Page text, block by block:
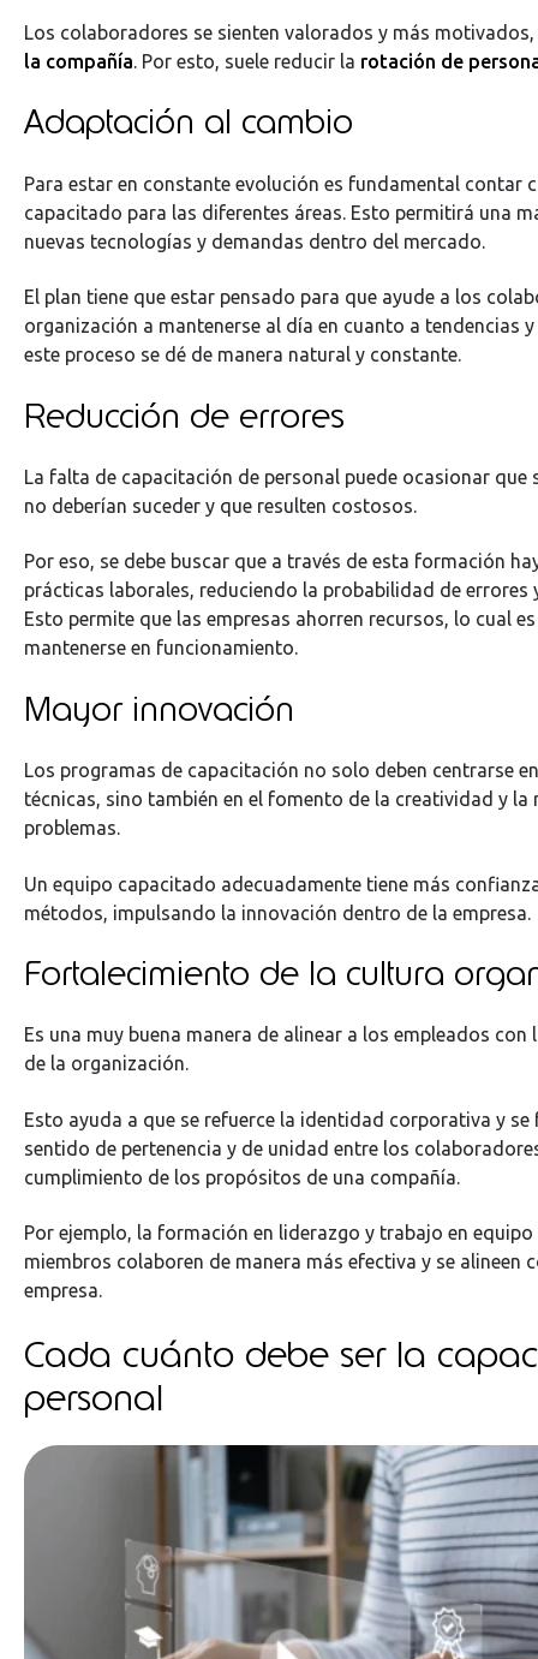
Los colaboradores se sienten valorados y más
la compañía. Por esto, suele reducir la rotación de
Adaptación al cambio
Para estar en constante evolución es fundamental contar
capacitado para las diferentes áreas. Esto permitirá una
nuevas tecnologías y demandas dentro del mercado.
El plan tiene que estar pensado para que ayude a los
organización a mantenerse al día en cuanto a tendencias
este proceso se dé de manera natural y constante.
Reducción de errores
La falta de capacitación de personal puede ocasionar que
no deberían suceder y que resulten costosos.
Por eso, se debe buscar que a través de esta formación
prácticas laborales, reduciendo la probabilidad de errores
Esto permite que las empresas ahorren recursos, lo cual
mantenerse en funcionamiento.
Mayor innovación
Los programas de capacitación no solo deben centrarse
técnicas, sino también en el fomento de la creatividad y la
problemas.
Un equipo capacitado adecuadamente tiene más
métodos, impulsando la innovación dentro de la empresa.
Fortalecimiento de la cultura
Es una muy buena manera de alinear a los empleados
de la organización.
Esto ayuda a que se refuerce la identidad corporativa y se
sentido de pertenencia y de unidad entre los
cumplimiento de los propósitos de una compañía.
Por ejemplo, la formación en liderazgo y trabajo en
miembros colaboren de manera más efectiva y se alineen
empresa.
Cada cuánto debe ser la
personal